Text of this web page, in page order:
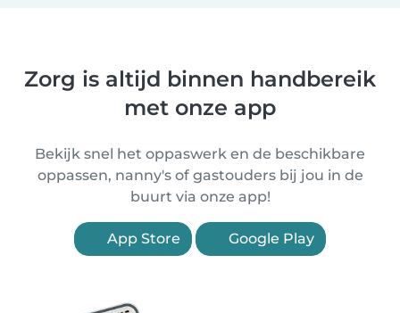
Zorg is altijd binnen handbereik
met onze app
Bekijk snel het oppaswerk en de beschikbare
oppassen, nanny's of gastouders bij jou in de
buurt via onze app!
App Store Google Play